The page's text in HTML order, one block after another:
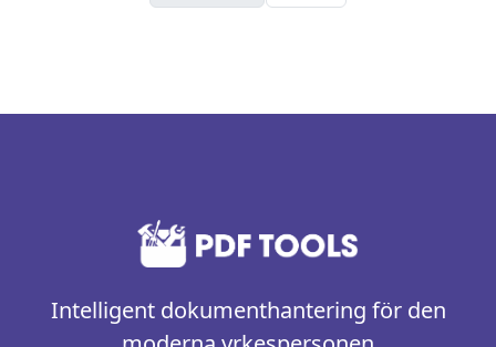
Intelligent dokumenthantering för den